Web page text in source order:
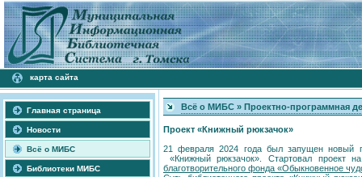
карта сайта
Главная страница
Новости
Всё о МИБС
Библиотеки МИБС
Всё о МИБС » Проектно-программная
Проект «Книжный рюкзачок»
21 февраля 2024 года был запущен новый
«Книжный рюкзачок». Стартовал проект
благотворительного фонда «Обыкновенное